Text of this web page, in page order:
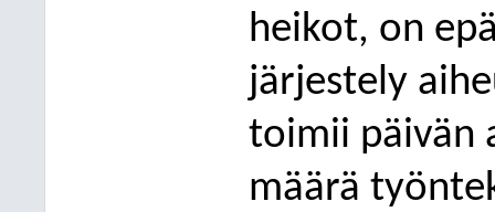
heikot, on
järjestely
toimii päivän
määrä